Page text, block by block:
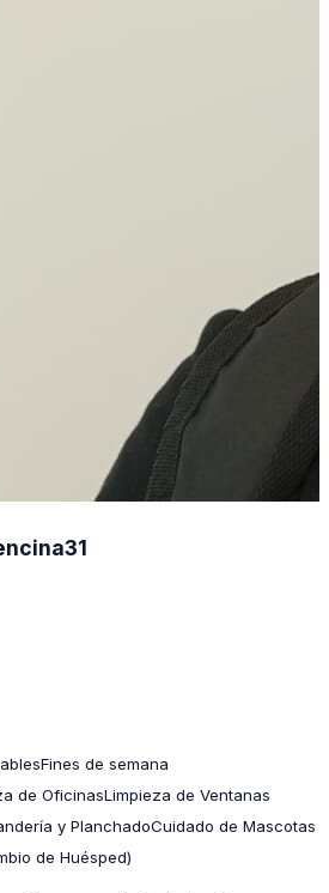
Fines de semana
de OficinasLimpieza de Ventanas
y PlanchadoCuidado de Mascotas
de Huésped)